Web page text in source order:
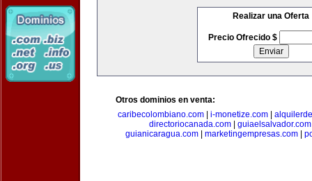
Realizar una Oferta
Precio Ofrecido $
Otros dominios en venta:
caribecolombiano.com
i-monetize.com
directoriocanada.com
guiaelsalvador.com
guianicaragua.com
marketingempresas.com